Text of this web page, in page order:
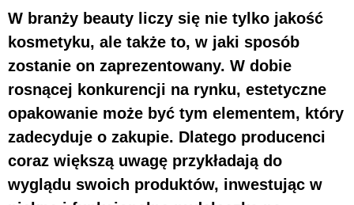
W branży beauty liczy się nie tylko jakość
kosmetyku, ale także to, w jaki sposób
zostanie on zaprezentowany. W dobie
rosnącej konkurencji na rynku, estetyczne
opakowanie może być tym elementem, który
zadecyduje o zakupie. Dlatego producenci
coraz większą uwagę przykładają do
wyglądu swoich produktów, inwestując w